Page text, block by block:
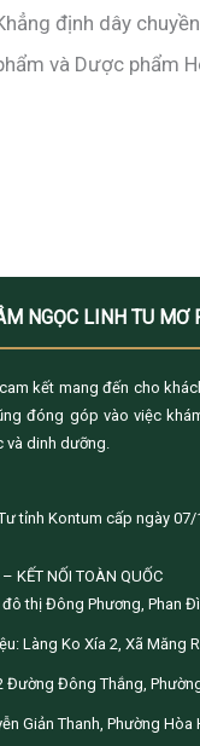
định dây
và Dược phẩm
NGỌC LINH TU MƠ
kết mang đến cho
đóng góp vào việc
và dinh dưỡng.
tỉnh Kontum cấp ngày
KẾT NỐI TOÀN QUỐC
thị Đông Phương, Phan
Làng Ko Xía 2, Xã Măng
Đường Đông Thắng,
Giản Thanh, Phường Hòa